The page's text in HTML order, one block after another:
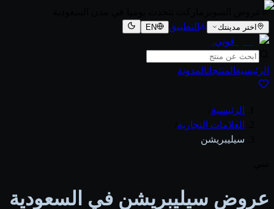
اختر مدينتك التطبيق EN
قوتي.
الرئيسية المنتجاتالمدونة
الرئيسية
العلامات التجارية
سيليبريشن
عروض سيليبريشن في السعودية